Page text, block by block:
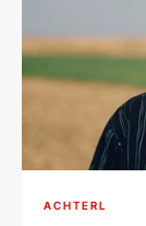
ACHTERL